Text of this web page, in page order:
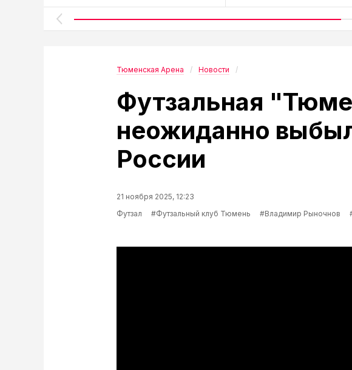
Тюменская Арена Новости
Футзальная
неожиданно
России
21 ноября 2025, 12:23
Футзал
#Футзальный клуб Тюмень #Владимир Рыночнов